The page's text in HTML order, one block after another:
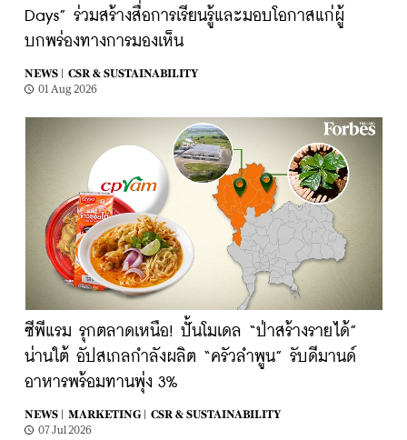
Days” ร่วมสร้างสื่อการเรียนรู้และมอบโอกาสแก่ผู้
บกพร่องทางการมองเห็น
NEWS |
CSR & SUSTAINABILITY
01 Aug 2026
ซีพีแรม รุกตลาดเหนือ! ปั้นโมเดล “ป่าสร้างรายได้”
น่านใต้ อัปสเกลกำลังผลิต “ครัวลำพูน” รับดีมานด์
อาหารพร้อมทานพุ่ง 3%
NEWS | MARKETING |
CSR & SUSTAINABILITY
07 Jul 2026